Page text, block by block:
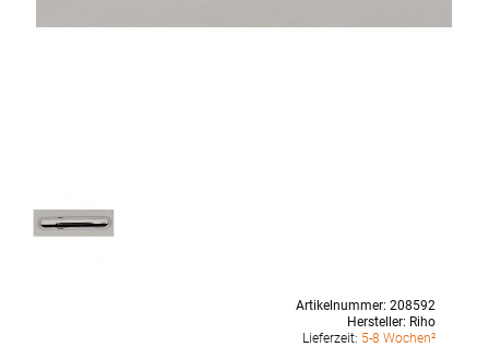
Artikelnummer: 208592
Hersteller: Riho
Lieferzeit: 5-8 Wochen²